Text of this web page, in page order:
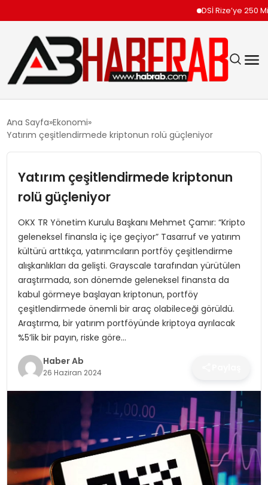
DSİ Rize’ye 250 Milyon
SIYASET
TEKNOLOJI
SPOR
SAĞLIK
MAGAZIN
YAŞAM
Ana Sayfa Ekonomi
Yatırım çeşitlendirmede kriptonun rolü güçleniyor
Yatırım çeşitlendirmede kriptonun
rolü güçleniyor
OKX TR Yönetim Kurulu Başkanı Mehmet Çamır: “Kripto
geleneksel finansla iç içe geçiyor” Tasarruf ve yatırım
kültürü arttıkça, yatırımcıların portföy çeşitlendirme
alışkanlıkları da gelişti. Grayscale tarafından yürütülen
araştırmada, son dönemde geleneksel finansta da
kabul görmeye başlayan kriptonun, portföy
çeşitlendirmede önemli bir araç olabileceği görüldü.
Araştırma, bir yatırım portföyünde kriptoya ayrılacak
%5’lik bir payın, riske göre…
Haber Ab
26 Haziran 2024